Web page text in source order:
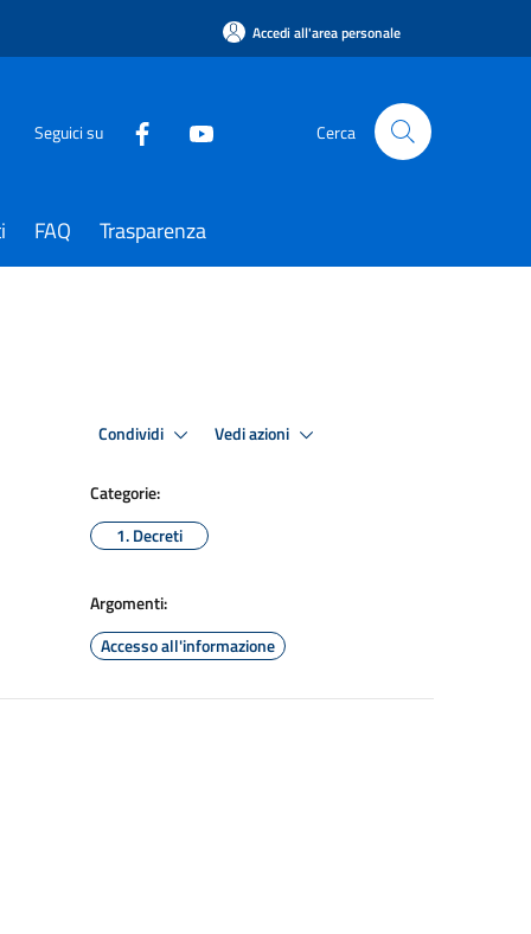
Accedi all'area personale
Seguici su Cerca
FAQ Trasparenza
Condividi Vedi azioni
Categorie:
1. Decreti
Argomenti:
Accesso all'informazione